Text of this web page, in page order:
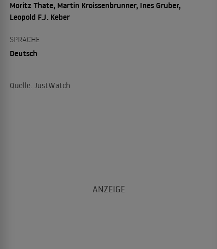
Moritz Thate, Martin Kroissenbrunner, Ines Gruber,
Leopold F.J. Keber
SPRACHE
Deutsch
Quelle: JustWatch